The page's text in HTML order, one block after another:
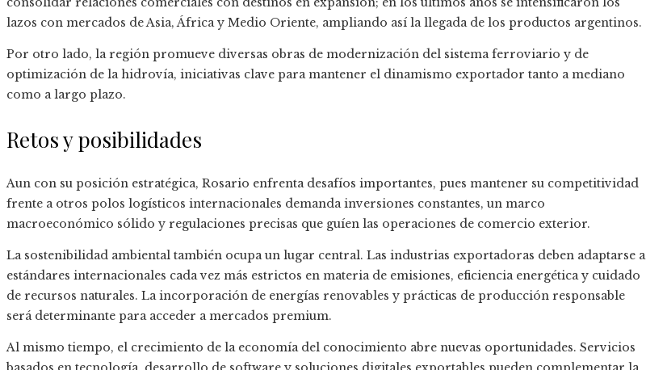
lazos con mercados de Asia, África y Medio Oriente, ampliando así la llegada de los productos argentinos.
Por otro lado, la región promueve diversas obras de modernización del sistema ferroviario y de
optimización de la hidrovía, iniciativas clave para mantener el dinamismo exportador tanto a mediano
como a largo plazo.
Retos y posibilidades
Aun con su posición estratégica, Rosario enfrenta desafíos importantes, pues mantener su competitividad
frente a otros polos logísticos internacionales demanda inversiones constantes, un marco
macroeconómico sólido y regulaciones precisas que guíen las operaciones de comercio exterior.
La sostenibilidad ambiental también ocupa un lugar central. Las industrias exportadoras deben adaptarse a
estándares internacionales cada vez más estrictos en materia de emisiones, eficiencia energética y cuidado
de recursos naturales. La incorporación de energías renovables y prácticas de producción responsable
será determinante para acceder a mercados premium.
Al mismo tiempo, el crecimiento de la economía del conocimiento abre nuevas oportunidades. Servicios